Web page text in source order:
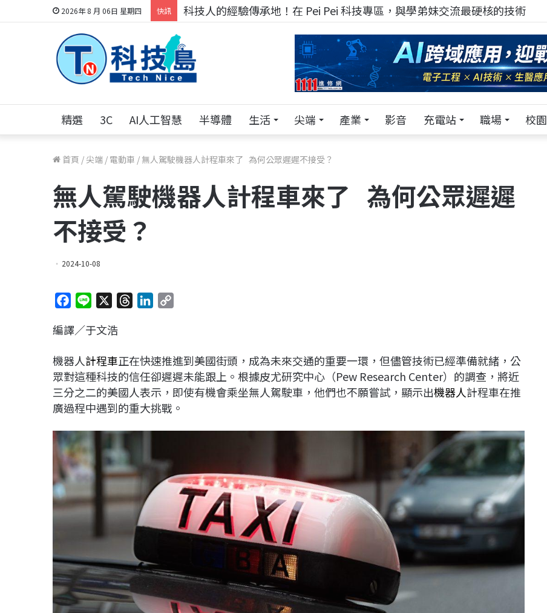
2026年 8 月 06日 星期四 快訊 科技人的經驗傳承地！在 Pei Pei 科技專區，與學弟妹交流最硬核的技術
精選 3C AI人工智慧 半導體 生活 尖端 產業 影音 充電站 職場 校園
首頁 /尖端 / 電動車 / 無人駕駛機器人計程車來了 為何公眾遲遲不接受？
無人駕駛機器人計程車來了 為何公眾遲遲
不接受？
2024-10-08
c
b
o
o
k
n
a
d
s
e
d
I
n
L
i
n
k
編譯／于文浩
機器人計程車正在快速推進到美國街頭，成為未來交通的重要一環，但儘管技術已經準備就緒，公
眾對這種科技的信任卻遲遲未能跟上。根據皮尤研究中心（Pew Research Center）的調查，將近
三分之二的美國人表示，即使有機會乘坐無人駕駛車，他們也不願嘗試，顯示出機器人計程車在推
廣過程中遇到的重大挑戰。